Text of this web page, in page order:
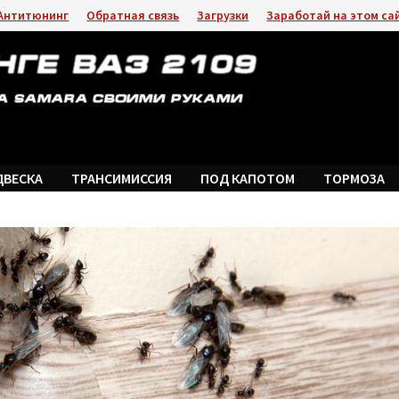
Обратная связь Загрузки Заработай на этом
ТРАНСИМИССИЯ ПОД КАПОТОМ ТОРМОЗА